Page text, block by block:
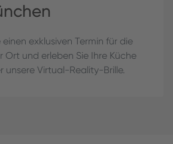
exklusiven Termin für die
Ort und erleben Sie Ihre Küche
unsere Virtual-Reality-Brille.